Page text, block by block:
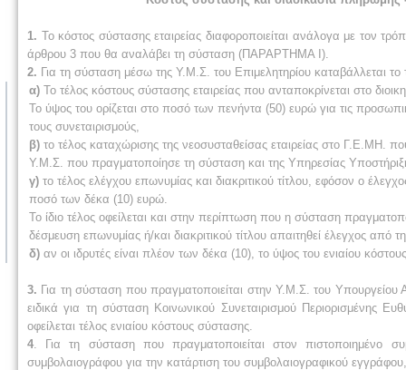
1. Το κόστος σύστασης εταιρείας διαφοροποιείται ανάλογα με τον
άρθρου 3 που θα αναλάβει τη σύσταση (ΠΑΡΑΡΤΗΜΑ I).
2. Για τη σύσταση μέσω της Υ.Μ.Σ. του Επιμελητηρίου καταβάλλεται το
α) Το τέλος κόστους σύστασης εταιρείας που ανταποκρίνεται στο
Το ύψος του ορίζεται στο ποσό των πενήντα (50) ευρώ για τις
τους συνεταιρισμούς,
β) το τέλος καταχώρισης της νεοσυσταθείσας εταιρείας στο Γ.Ε.ΜΗ.
Υ.Μ.Σ. που πραγματοποίησε τη σύσταση και της Υπηρεσίας
γ) το τέλος ελέγχου επωνυμίας και διακριτικού τίτλου, εφόσον ο
ποσό των δέκα (10) ευρώ.
Το ίδιο τέλος οφείλεται και στην περίπτωση που η σύσταση
δέσμευση επωνυμίας ή/και διακριτικού τίτλου απαιτηθεί έλεγχος
δ) αν οι ιδρυτές είναι πλέον των δέκα (10), το ύψος του ενιαίου
3. Για τη σύσταση που πραγματοποιείται στην Υ.Μ.Σ. του
ειδικά για τη σύσταση Κοινωνικού Συνεταιρισμού Περιορισμένης
οφείλεται τέλος ενιαίου κόστους σύστασης.
4 . Για τη σύσταση που πραγματοποιείται στον
συμβολαιογράφου για την κατάρτιση του συμβολαιογραφικού